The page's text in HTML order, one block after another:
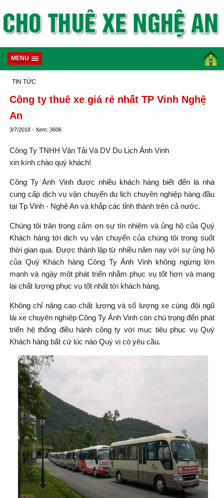
MENU
TIN TỨC
Công ty thuê xe giá rẻ nhất TP Vinh Nghệ
An
3/7/2018 - Xem: 3606
Công Ty TNHH Vận Tải Và DV Du Lịch Ánh Vinh
xin kính chào quý khách!
Công Ty Ánh Vinh được nhiều khách hàng biết đến là nhà
cung cấp dịch vụ vận chuyển du lịch chuyên nghiệp hàng đầu
tại Tp Vinh - Nghệ An và khắp các tỉnh thành trên cả nước.
Chúng tôi trân trọng cảm ơn sự tín nhiệm và ủng hộ của Quý
Khách hàng tới dịch vụ vận chuyển của chúng tôi trong suốt
thời gian qua. Được thành lập từ nhiều năm nay với sự ủng hộ
của Quý Khách hàng Công Ty Ánh Vinh không ngừng lớn
mạnh và ngày một phát triển nhằm phục vụ tốt hơn và mang
lại chất lượng phục vụ tốt nhất tới khách hàng.
Không chỉ nâng cao chất lượng và số lượng xe cùng đội ngũ
lái xe chuyên nghiệp Công Ty Ánh Vinh còn chú trọng đến phát
triển hệ thống điều hành công ty với mục tiêu phục vụ Quý
Khách hàng bất cứ lúc nào Quý vị có yêu cầu.